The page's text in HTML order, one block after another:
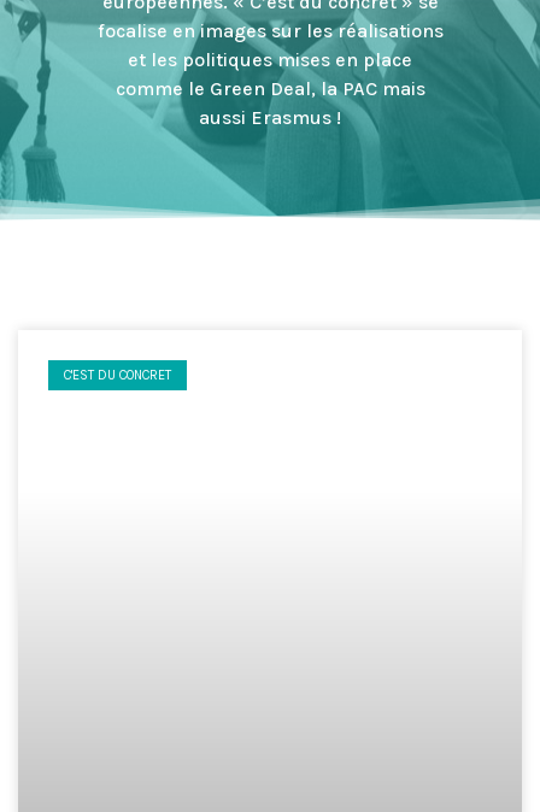
focalise en images sur les réalisations
et les politiques mises en place
comme le Green Deal, la PAC mais
aussi Erasmus !
C'EST DU CONCRET